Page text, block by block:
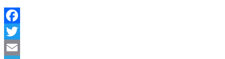
Facebook
Twitter